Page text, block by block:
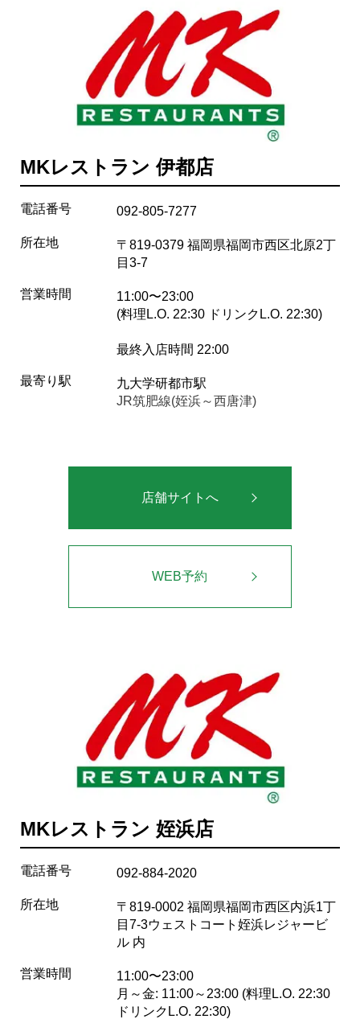
MKレストラン 伊都店
電話番号 092-805-7277
所在地
〒819-0379 福岡県福岡市西区北原2丁
目3-7
営業時間
11:00〜23:00
(料理L.O. 22:30 ドリンクL.O. 22:30)
最終入店時間 22:00
最寄り駅
九大学研都市駅
JR筑肥線(姪浜～西唐津)
店舗サイトへ
WEB予約
MKレストラン 姪浜店
電話番号 092-884-2020
所在地
〒819-0002 福岡県福岡市西区内浜1丁
目7-3ウェストコート姪浜レジャービ
ル 内
営業時間
11:00〜23:00
月～金: 11:00～23:00 (料理L.O. 22:30
ドリンクL.O. 22:30)